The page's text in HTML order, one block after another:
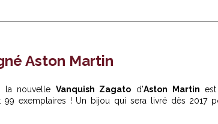
Aston Martin
, la nouvelle Vanquish Zagato d'Aston Martin
exemplaires ! Un bijou qui sera livré dès 2017